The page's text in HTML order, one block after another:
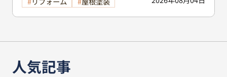
人気記事